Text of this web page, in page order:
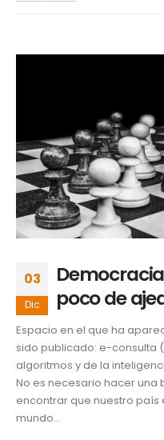
03
Dic
poco de
Espacio en el que ha
sido publicado: e-consulta
algoritmos y de la
No es necesario hacer
encontrar que nuestro país
mundo...